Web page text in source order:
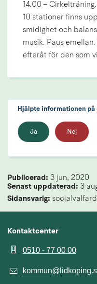
14.00 –
10 stationer finns
smidighet och
musik. Paus
efteråt för den som
Hjälpte informationen på
Ja Nej
Publicerad: 3 jun, 2020
Senast uppdaterad: 3
Sidansvarig:
Kontaktcenter
0510 - 77 00 00